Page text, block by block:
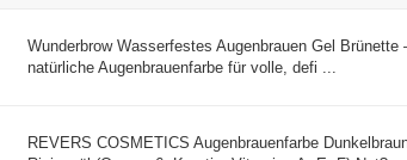
Wunderbrow Wasserfestes Augenbrauen Gel Brünette
natürliche Augenbrauenfarbe für volle, defi ...
REVERS COSMETICS Augenbrauenfarbe